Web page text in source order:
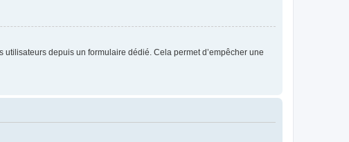
depuis un formulaire dédié. Cela permet d’empêcher une